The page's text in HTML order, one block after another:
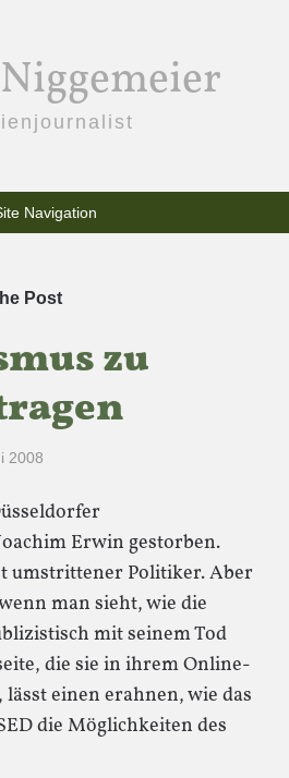
Navigation
Post
zu
2008
Erwin gestorben.
umstrittener Politiker. Aber
man sieht, wie die
mit seinem Tod
die sie in ihrem Online-
einen erahnen, wie das
die Möglichkeiten des